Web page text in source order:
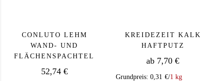
CONLUTO LEHM
WAND- UND
FLÄCHENSPACHTEL
52,74 €
KREIDEZEIT KALK
HAFTPUTZ
ab 7,70 €
Grundpreis: 0,31 €/1 kg